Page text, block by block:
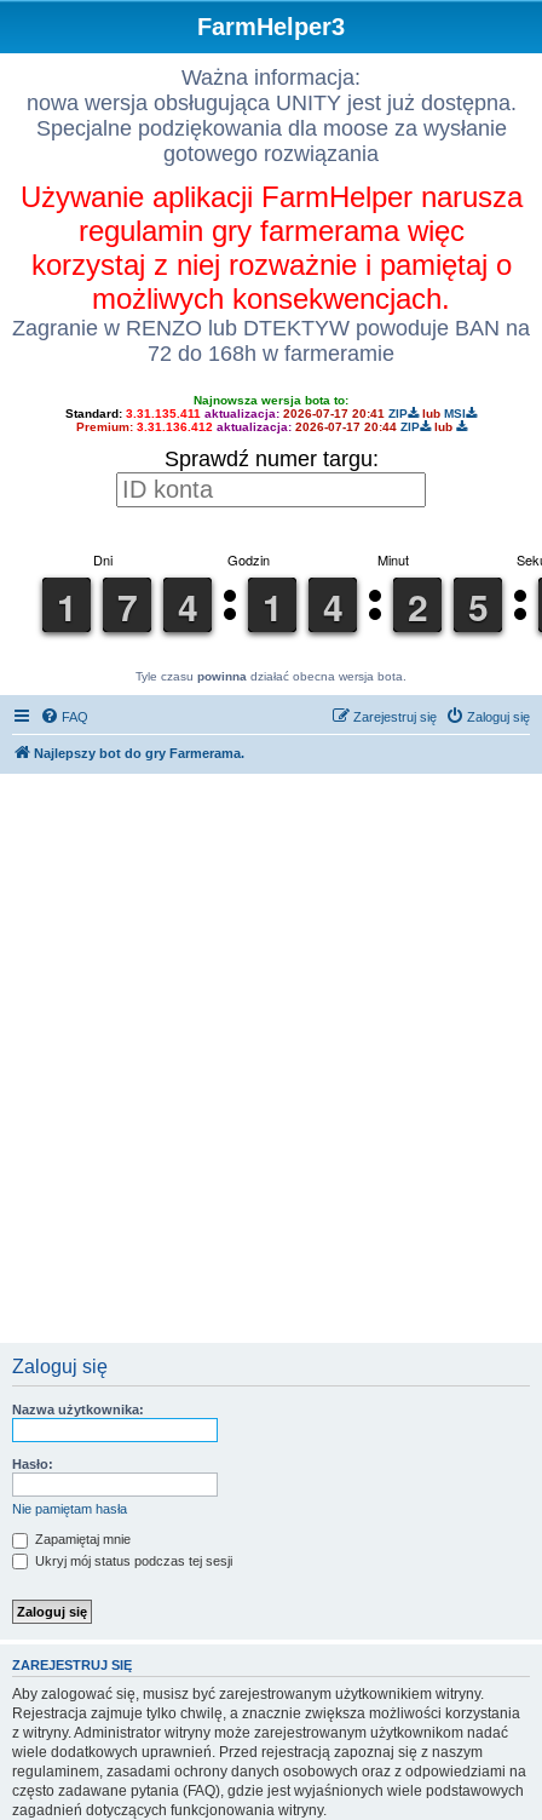
FarmHelper3
Ważna informacja:
nowa wersja obsługująca UNITY jest już dostępna.
Specjalne podziękowania dla moose za wysłanie
gotowego rozwiązania
Używanie aplikacji FarmHelper narusza
regulamin gry farmerama więc
korzystaj z niej rozważnie i pamiętaj o
możliwych konsekwencjach.
Zagranie w RENZO lub DTEKTYW powoduje BAN na
72 do 168h w farmeramie
Najnowsza wersja bota to:
Standard: 3.31.135.411 aktualizacja: 2026-07-17 20:41 ZIP lub MSI
Premium: 3.31.136.412 aktualizacja: 2026-07-17 20:44 ZIP lub
Sprawdź numer targu:
Tyle czasu powinna działać obecna wersja bota.
FAQ Zaloguj się
Zarejestruj się
Najlepszy bot do gry Farmerama.
Zaloguj się
Nazwa użytkownika:
Hasło:
Nie pamiętam hasła
Zapamiętaj mnie
Ukryj mój status podczas tej sesji
ZAREJESTRUJ SIĘ
Aby zalogować się, musisz być zarejestrowanym użytkownikiem witryny.
Rejestracja zajmuje tylko chwilę, a znacznie zwiększa możliwości korzystania
z witryny. Administrator witryny może zarejestrowanym użytkownikom nadać
wiele dodatkowych uprawnień. Przed rejestracją zapoznaj się z naszym
regulaminem, zasadami ochrony danych osobowych oraz z odpowiedziami na
często zadawane pytania (FAQ), gdzie jest wyjaśnionych wiele podstawowych
zagadnień dotyczących funkcjonowania witryny.